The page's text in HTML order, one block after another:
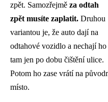
zpět. Samozřejmě za odtah
zpět musíte zaplatit. Druhou
variantou je, že auto dají na
odtahové vozidlo a nechají ho
tam jen po dobu čištění ulice.
Potom ho zase vrátí na
místo.